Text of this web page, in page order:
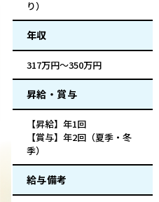
り）
年収
317万円～350万円
昇給・賞与
【昇給】年1回
【賞与】年2回（夏季・冬
季）
給与備考